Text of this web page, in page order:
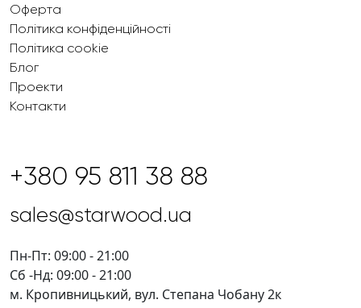
Оферта
Політика конфіденційності
Політика cookie
Блог
Проекти
Контакти
+380 95 811 38 88
sales@starwood.ua
Пн-Пт: 09:00 - 21:00
Сб -Нд: 09:00 - 21:00
м. Кропивницький, вул. Степана Чобану 2к